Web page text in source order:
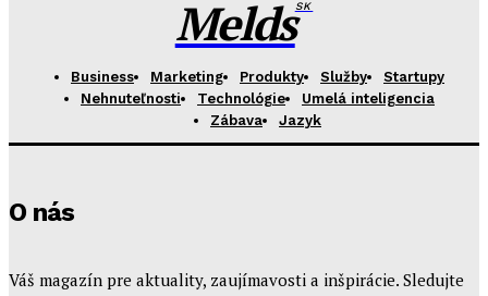
MeldsSK
Business Marketing Produkty Služby
Startupy
Nehnuteľnosti
Technológie
Umelá inteligencia
Zábava
Jazyk
O nás
Váš magazín pre aktuality, zaujímavosti a inšpirácie. Sledujte